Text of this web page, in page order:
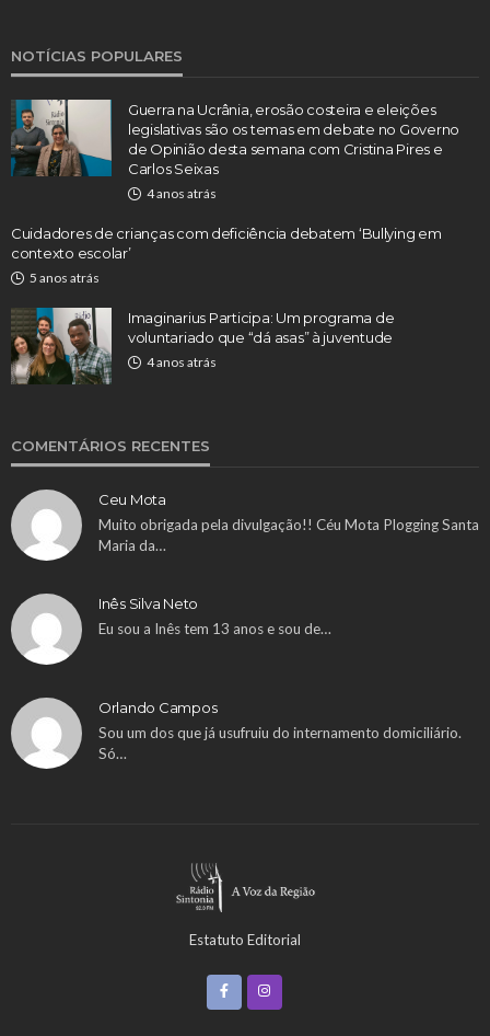
NOTÍCIAS POPULARES
Guerra na Ucrânia, erosão costeira e eleições
legislativas são os temas em debate no Governo
de Opinião desta semana com Cristina Pires e
Carlos Seixas
4 anos atrás
Cuidadores de crianças com deficiência debatem ‘Bullying em
contexto escolar’
5 anos atrás
Imaginarius Participa: Um programa de
voluntariado que “dá asas” à juventude
4 anos atrás
COMENTÁRIOS RECENTES
Ceu Mota
Muito obrigada pela divulgação!! Céu Mota Plogging Santa
Maria da…
Inês Silva Neto
Eu sou a Inês tem 13 anos e sou de…
Orlando Campos
Sou um dos que já usufruiu do internamento domiciliário.
Só…
Estatuto Editorial